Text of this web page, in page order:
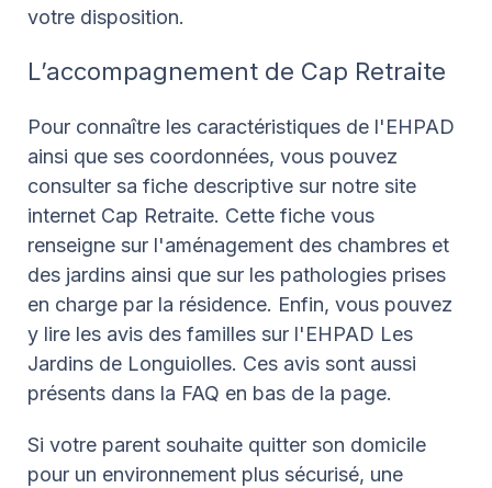
votre disposition.
L’accompagnement de Cap Retraite
Pour connaître les caractéristiques de l'EHPAD
ainsi que ses coordonnées, vous pouvez
consulter sa fiche descriptive sur notre site
internet Cap Retraite. Cette fiche vous
renseigne sur l'aménagement des chambres et
des jardins ainsi que sur les pathologies prises
en charge par la résidence. Enfin, vous pouvez
y lire les avis des familles sur l'EHPAD Les
Jardins de Longuiolles. Ces avis sont aussi
présents dans la FAQ en bas de la page.
Si votre parent souhaite quitter son domicile
pour un environnement plus sécurisé, une